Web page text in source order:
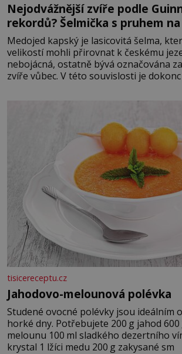
Nejodvážnější zvíře podle
rekordů? Šelmička s pruhem
Medojed kapský je lasicovitá šelma,
velikostí mohli přirovnat k českému
nebojácná, ostatně bývá označována
zvíře vůbec. V této souvislosti je dokonc
tisicereceptu.cz
Jahodovo-melounová polévka
Studené ovocné polévky jsou ideálním
horké dny. Potřebujete 200 g jahod 600 g žlutého
melounu 100 ml sladkého dezertního
krystal 1 lžíci medu 200 g zakysané sm